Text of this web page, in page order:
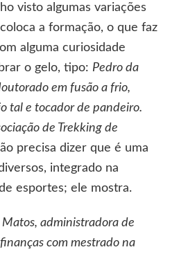
visto algumas variações
a formação, o que faz
alguma curiosidade
o gelo, tipo: Pedro da
em fusão a frio,
tal e tocador de pandeiro.
de Trekking de
precisa dizer que é uma
integrado na
esportes; ele mostra.
Matos, administradora de
com mestrado na